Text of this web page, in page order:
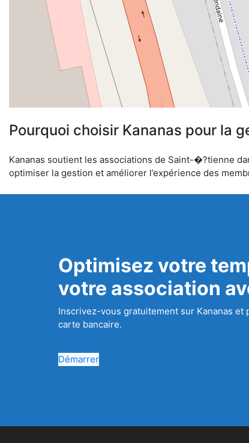
Pourquoi choisir Kananas pour la
Kananas soutient les associations de Saint-�?tienne
optimiser la gestion et améliorer l’expérience des
Optimisez votre
votre association
Inscrivez-vous gratuitement sur Kananas et
carte bancaire.
Démarrer